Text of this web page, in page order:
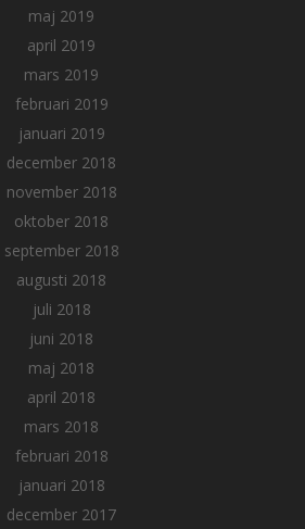
maj 2019
april 2019
mars 2019
februari 2019
januari 2019
december 2018
november 2018
oktober 2018
september 2018
augusti 2018
juli 2018
juni 2018
maj 2018
april 2018
mars 2018
februari 2018
januari 2018
december 2017